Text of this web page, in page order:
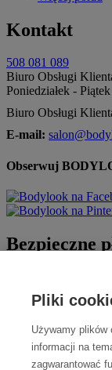
Pliki
Używamy plików
informacji na
zagwarantować
Kontakt
508 081 089
Biuro Obsługi
Poniedziałek -
Biuro Obsługi
E-mail:
Obserwuj
Bezpieczne